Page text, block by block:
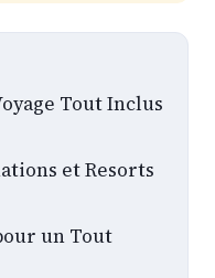
Tout Inclus
et Resorts
un Tout